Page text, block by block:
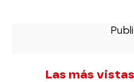
Las más vistas